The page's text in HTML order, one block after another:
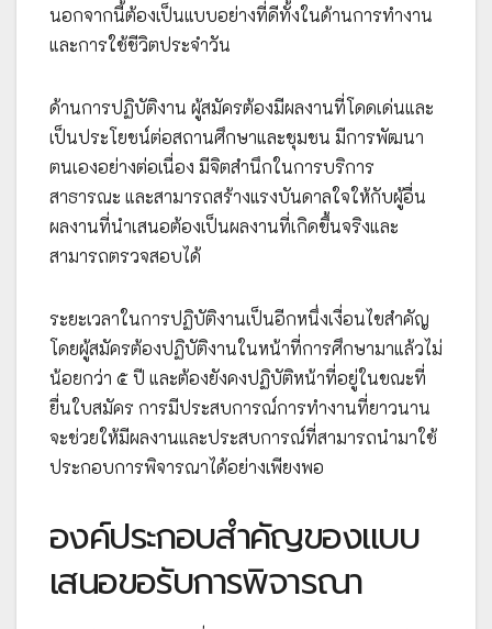
นอกจากนี้ต้องเป็นแบบอย่างที่ดีทั้งในด้านการทำงาน
และการใช้ชีวิตประจำวัน
ด้านการปฏิบัติงาน ผู้สมัครต้องมีผลงานที่โดดเด่นและ
เป็นประโยชน์ต่อสถานศึกษาและชุมชน มีการพัฒนา
ตนเองอย่างต่อเนื่อง มีจิตสำนึกในการบริการ
สาธารณะ และสามารถสร้างแรงบันดาลใจให้กับผู้อื่น
ผลงานที่นำเสนอต้องเป็นผลงานที่เกิดขึ้นจริงและ
สามารถตรวจสอบได้
ระยะเวลาในการปฏิบัติงานเป็นอีกหนึ่งเงื่อนไขสำคัญ
โดยผู้สมัครต้องปฏิบัติงานในหน้าที่การศึกษามาแล้วไม่
น้อยกว่า ๕ ปี และต้องยังคงปฏิบัติหน้าที่อยู่ในขณะที่
ยื่นใบสมัคร การมีประสบการณ์การทำงานที่ยาวนาน
จะช่วยให้มีผลงานและประสบการณ์ที่สามารถนำมาใช้
ประกอบการพิจารณาได้อย่างเพียงพอ
องค์ประกอบสำคัญของแบบ
เสนอขอรับการพิจารณา